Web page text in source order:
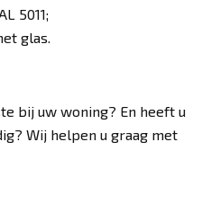
5011;
glas.
bij uw woning? En heeft u
Wij helpen u graag met